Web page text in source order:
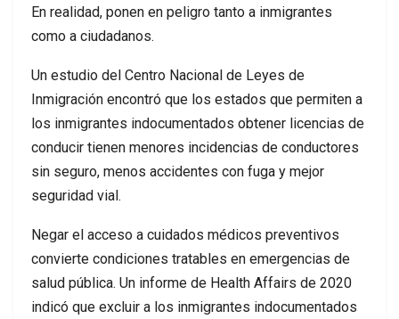
En realidad, ponen en peligro tanto a inmigrantes
como a ciudadanos.
Un estudio del Centro Nacional de Leyes de
Inmigración encontró que los estados que permiten a
los inmigrantes indocumentados obtener licencias de
conducir tienen menores incidencias de conductores
sin seguro, menos accidentes con fuga y mejor
seguridad vial.
Negar el acceso a cuidados médicos preventivos
convierte condiciones tratables en emergencias de
salud pública. Un informe de Health Affairs de 2020
indicó que excluir a los inmigrantes indocumentados